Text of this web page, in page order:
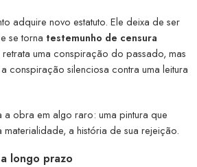
adquire novo estatuto. Ele deixa de ser
se torna testemunho de censura
uma conspiração do passado, mas
conspiração silenciosa contra uma leitura
a obra em algo raro: uma pintura que
a história de sua rejeição.
longo prazo